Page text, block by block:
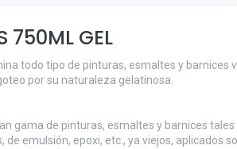
750ML GEL
todo tipo de pinturas, esmaltes y barnices
por su naturaleza gelatinosa.
gama de pinturas, esmaltes y barnices tales
de emulsión, epoxi, etc., ya viejos, aplicados